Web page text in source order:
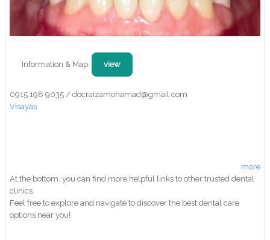
Information & Map: view
0915 198 9035 / docraizamohamad@gmail.com
Visayas
more
At the bottom, you can find more helpful links to other trusted dental
clinics.
Feel free to explore and navigate to discover the best dental care
options near you!